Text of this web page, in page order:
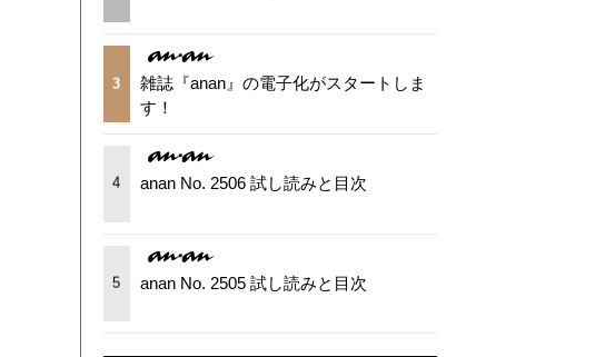
3
雑誌『anan』の電子化がスタートしま
す！
4 anan No. 2506 試し読みと目次
5 anan No. 2505 試し読みと目次